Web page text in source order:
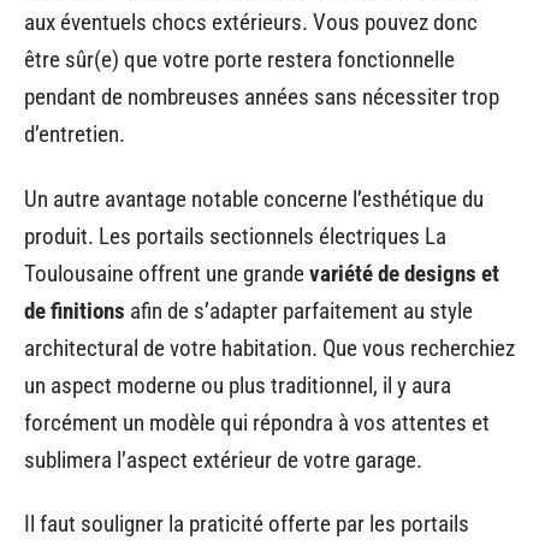
aux éventuels chocs extérieurs. Vous pouvez donc
être sûr(e) que votre porte restera fonctionnelle
pendant de nombreuses années sans nécessiter trop
d’entretien.
Un autre avantage notable concerne l’esthétique du
produit. Les portails sectionnels électriques La
Toulousaine offrent une grandevariété de designs et
de finitions afin de s’adapter parfaitement au style
architectural de votre habitation. Que vous recherchiez
un aspect moderne ou plus traditionnel, il y aura
forcément un modèle qui répondra à vos attentes et
sublimera l’aspect extérieur de votre garage.
Il faut souligner la praticité offerte par les portails